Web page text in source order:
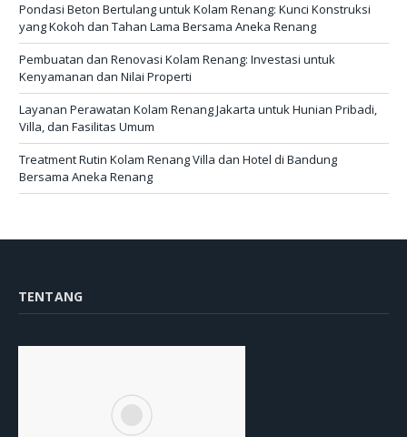
Pondasi Beton Bertulang untuk Kolam Renang: Kunci Konstruksi
yang Kokoh dan Tahan Lama Bersama Aneka Renang
Pembuatan dan Renovasi Kolam Renang: Investasi untuk
Kenyamanan dan Nilai Properti
Layanan Perawatan Kolam Renang Jakarta untuk Hunian Pribadi,
Villa, dan Fasilitas Umum
Treatment Rutin Kolam Renang Villa dan Hotel di Bandung
Bersama Aneka Renang
TENTANG